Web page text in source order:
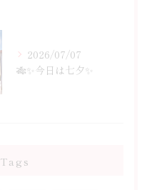
2026/07/07
🎋✨今日は七夕✨
Tags